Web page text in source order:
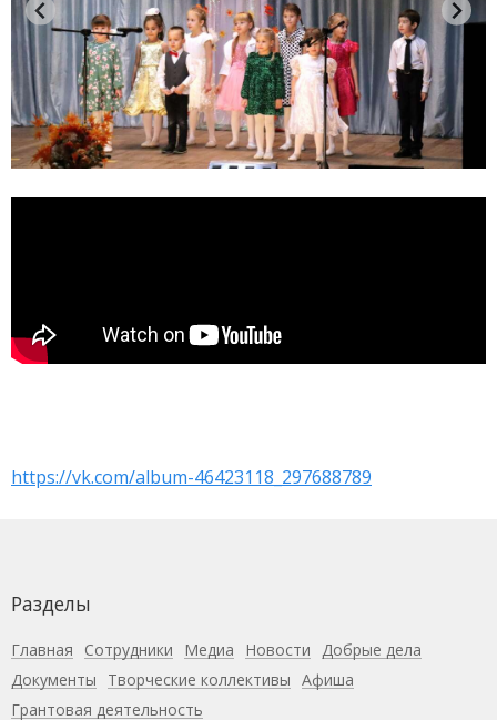
https://vk.com/album-46423118_297688789
Разделы
Главная Сотрудники Медиа Новости Добрые дела
Документы
Творческие коллективы Афиша
Грантовая деятельность